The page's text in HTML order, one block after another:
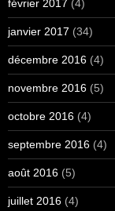
février 2017 (4)
janvier 2017 (34)
décembre 2016 (4)
novembre 2016 (5)
octobre 2016 (4)
septembre 2016 (4)
août 2016 (5)
juillet 2016 (4)